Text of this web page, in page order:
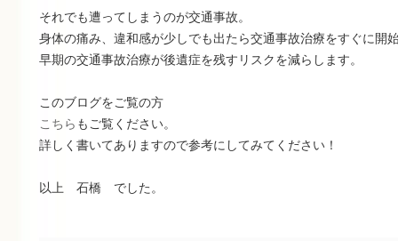
それでも遭ってしまうのが交通事故。
身体の痛み、違和感が少しでも出たら交通事故治療をすぐに開
早期の交通事故治療が後遺症を残すリスクを減らします。
このブログをご覧の方
こちら もご覧ください。
詳しく書いてありますので参考にしてみてください！
以上 石橋 でした。